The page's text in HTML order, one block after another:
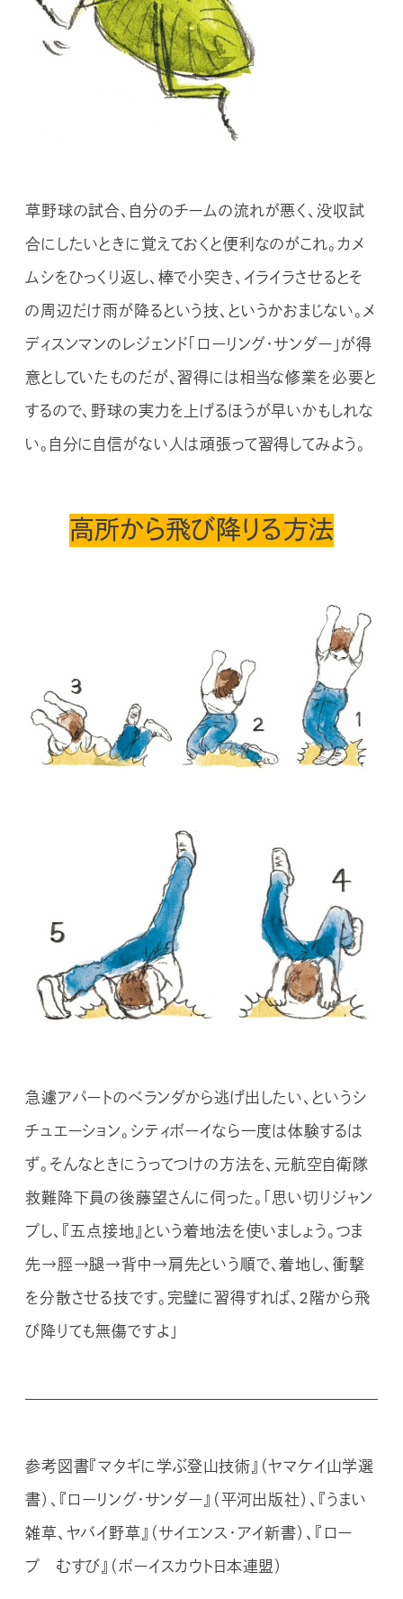
草野球の試合、自分のチームの流れが悪く、没収試
合にしたいときに覚えておくと便利なのがこれ。カメ
ムシをひっくり返し、棒で小突き、イライラさせるとそ
の周辺だけ雨が降るという技、というかおまじない。メ
ディスンマンのレジェンド「ローリング・サンダー」が得
意としていたものだが、習得には相当な修業を必要と
するので、野球の実力を上げるほうが早いかもしれな
い。自分に自信がない人は頑張って習得してみよう。
高所から飛び降りる方法
急遽アパートのベランダから逃げ出したい、というシ
チュエーション。シティボーイなら一度は体験するは
ず。そんなときにうってつけの方法を、元航空自衛隊
救難降下員の後藤望さんに伺った。「思い切りジャン
プし、『五点接地』という着地法を使いましょう。つま
先→脛→腿→背中→肩先という順で、着地し、衝撃
を分散させる技です。完璧に習得すれば、2階から飛
び降りても無傷ですよ」
参考図書『マタギに学ぶ登山技術』（ヤマケイ山学選
書）、『ローリング・サンダー』（平河出版社）、『うまい
雑草、ヤバイ野草』（サイエンス・アイ新書）、『ロー
プ むすび』（ボーイスカウト日本連盟）